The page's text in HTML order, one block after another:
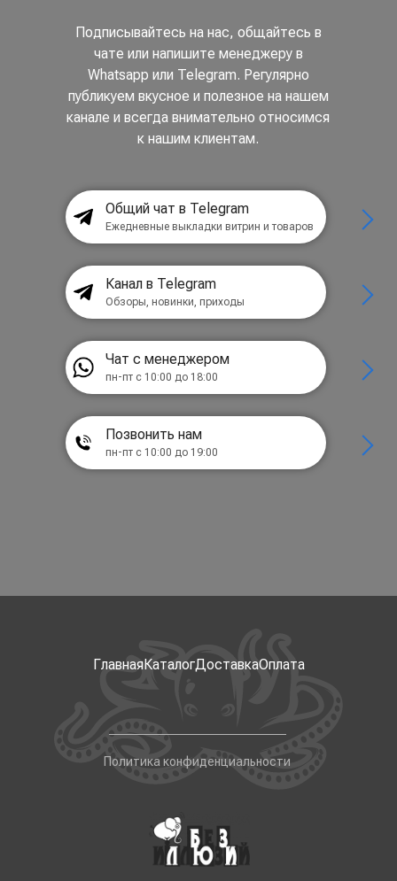
Подписывайтесь на нас, общайтесь в
чате или напишите менеджеру в
Whatsapp или Telegram. Регулярно
публикуем вкусное и полезное на нашем
канале и всегда внимательно относимся
к нашим клиентам.
Общий чат в Telegram
Ежедневные выкладки витрин и товаров
Канал в Telegram
Обзоры, новинки, приходы
Чат с менеджером
пн-пт с 10:00 до 18:00
Позвонить нам
пн-пт с 10:00 до 19:00
ГлавнаяКаталогДоставкаОплата
Политика конфиденциальности